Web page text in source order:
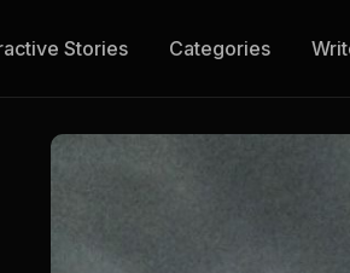
Stories Categories